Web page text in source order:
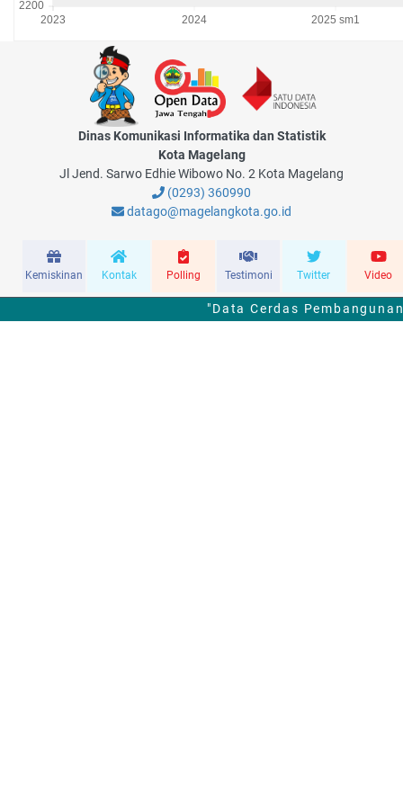
Dinas Komunikasi Informatika dan Statistik
Kota Magelang
Jl Jend. Sarwo Edhie Wibowo No. 2 Kota Magelang
(0293) 360990
datago@magelangkota.go.id
Kemiskinan Kontak Polling Testimoni Twitter Video
"Data Cerdas